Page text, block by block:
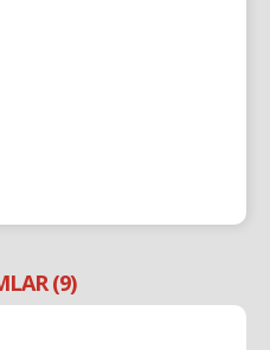
(9)